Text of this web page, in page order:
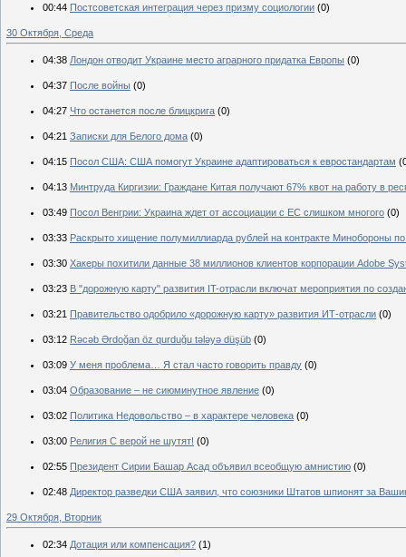
00:44 Постсоветская интеграция через призму социологии (0)
30 Октября, Среда
04:38 Лондон отводит Украине место аграрного придатка Европы (0)
04:37 После войны (0)
04:27 Что останется после блицкрига (0)
04:21 Записки для Белого дома (0)
04:15 Посол США: США помогут Украине адаптироваться к евростандартам
04:13 Минтруда Киргизии: Граждане Китая получают 67% квот на работу в
03:49 Посол Венгрии: Украина ждет от ассоциации с ЕС слишком многого (0)
03:33 Раскрыто хищение полумиллиарда рублей на контракте Минобороны по
03:30 Хакеры похитили данные 38 миллионов клиентов корпорации Adobe
03:23 В "дорожную карту" развития IT-отрасли включат мероприятия по
03:21 Правительство одобрило «дорожную карту» развития ИТ-отрасли (0)
03:12 Rəcəb Ərdoğan öz qurduğu tələyə düşüb (0)
03:09 У меня проблема… Я стал часто говорить правду (0)
03:04 Образование – не сиюминутное явление (0)
03:02 Политика Недовольство – в характере человека (0)
03:00 Религия С верой не шутят! (0)
02:55 Президент Сирии Башар Асад объявил всеобщую амнистию (0)
02:48 Директор разведки США заявил, что союзники Штатов шпионят за
29 Октября, Вторник
02:34 Дотация или компенсация? (1)